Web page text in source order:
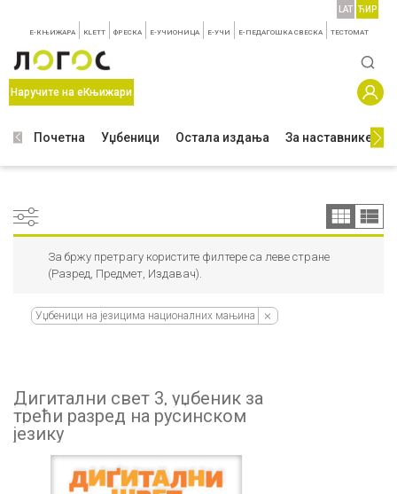
E-КЊИЖАРА KLETT ФРЕСКА E-УЧИОНИЦА E-УЧИ Е-ПЕДАГОШКА СВЕСКА TЕСТОМАТ
LAT ЋИР
Наручите на еКњижари
Почетна Уџбеници Остала издања За наставнике
За бржу претрагу користите филтере са леве стране
(Разред, Предмет, Издавач).
Уџбеници на језицима националних мањина
Дигитални свет 3, уџбеник за
трећи разред на русинском
језику